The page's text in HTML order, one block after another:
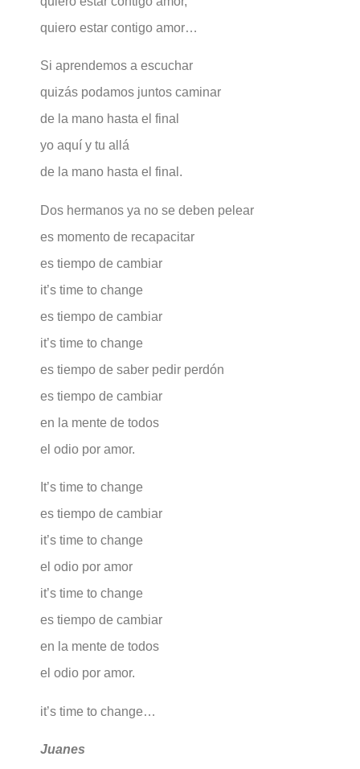
quiero estar contigo amor…
Si aprendemos a escuchar
quizás podamos juntos caminar
de la mano hasta el final
yo aquí y tu allá
de la mano hasta el final.
Dos hermanos ya no se deben pelear
es momento de recapacitar
es tiempo de cambiar
it’s time to change
es tiempo de cambiar
it’s time to change
es tiempo de saber pedir perdón
es tiempo de cambiar
en la mente de todos
el odio por amor.
It’s time to change
es tiempo de cambiar
it’s time to change
el odio por amor
it’s time to change
es tiempo de cambiar
en la mente de todos
el odio por amor.
it’s time to change…
Juanes